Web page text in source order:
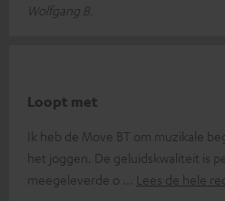
Wolfgang B.
Loopt met
Ik heb de Move BT om muzikale
het joggen. De geluidskwaliteit is
meegeleverde o
Lees de hele